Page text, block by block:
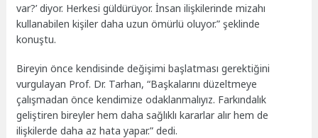
var?’ diyor. Herkesi güldürüyor. İnsan ilişkilerinde mizahı
kullanabilen kişiler daha uzun ömürlü oluyor.” şeklinde
konuştu.
Bireyin önce kendisinde değişimi başlatması gerektiğini
vurgulayan Prof. Dr. Tarhan, “Başkalarını düzeltmeye
çalışmadan önce kendimize odaklanmalıyız. Farkındalık
geliştiren bireyler hem daha sağlıklı kararlar alır hem de
ilişkilerde daha az hata yapar.” dedi.